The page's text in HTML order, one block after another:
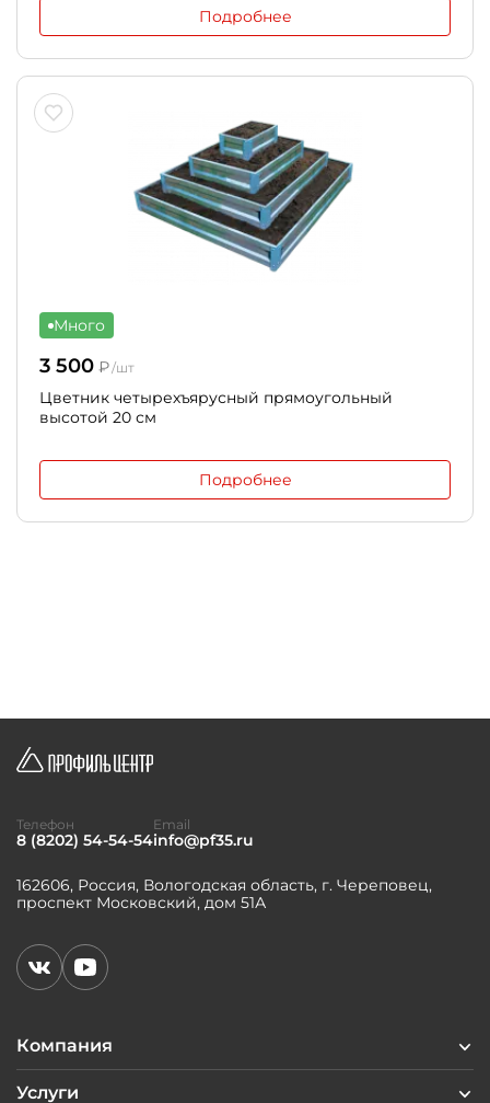
Подробнее
Много
3 500 ₽/шт
Цветник четырехъярусный прямоугольный
высотой 20 см
Подробнее
Компания
Услуги
162606, Россия, Вологодская область, г. Череповец,
проспект Московский, дом 51А
Телефон
8 (8202) 54-54-54
Email
info@pf35.ru